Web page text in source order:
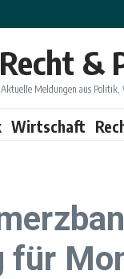
Recht &
Aktuelle Meldungen aus Politik,
Wirtschaft